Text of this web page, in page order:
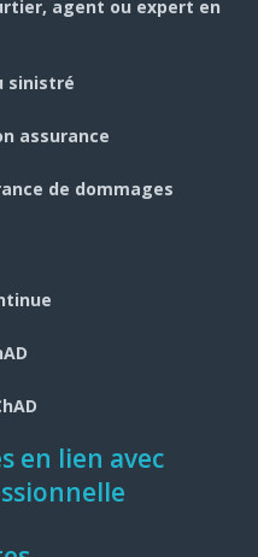
agent ou expert en
sinistré
assurance
de dommages
en lien avec